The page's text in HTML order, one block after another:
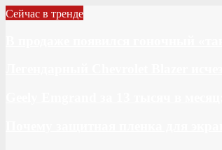
Сейчас в тренде